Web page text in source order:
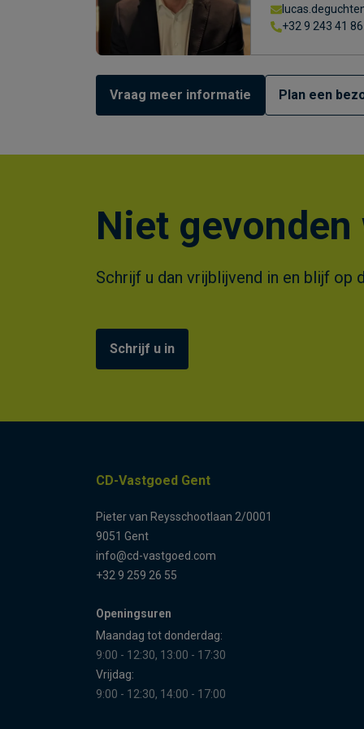
+32 9 243 41 86
Vraag meer informatie Plan een
Niet
Schrijf u dan vrijblijvend in en blijf op
Schrijf u in
CD-Vastgoed Gent
Pieter van Reysschootlaan 2/0001
9051 Gent
info@cd-vastgoed.com
+32 9 259 26 55
Openingsuren
Maandag tot donderdag:
9:00 - 12:30, 13:00 - 17:30
Vrijdag:
9:00 - 12:30, 14:00 - 17:00